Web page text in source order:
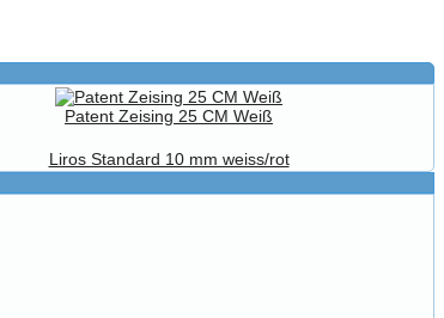
Patent Zeising 25 CM Weiß
Liros Standard 10 mm weiss/rot